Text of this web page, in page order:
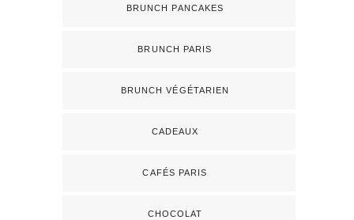
BRUNCH PANCAKES
BRUNCH PARIS
BRUNCH VÉGÉTARIEN
CADEAUX
CAFÉS PARIS
CHOCOLAT